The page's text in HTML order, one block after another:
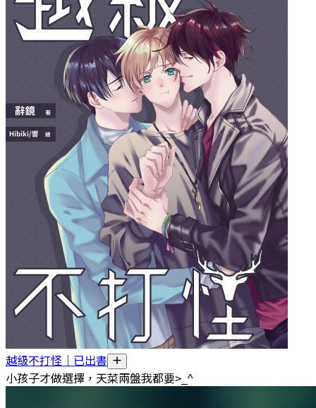
越級不打怪｜已出書
小孩子才做選擇，天菜兩盤我都要>_^